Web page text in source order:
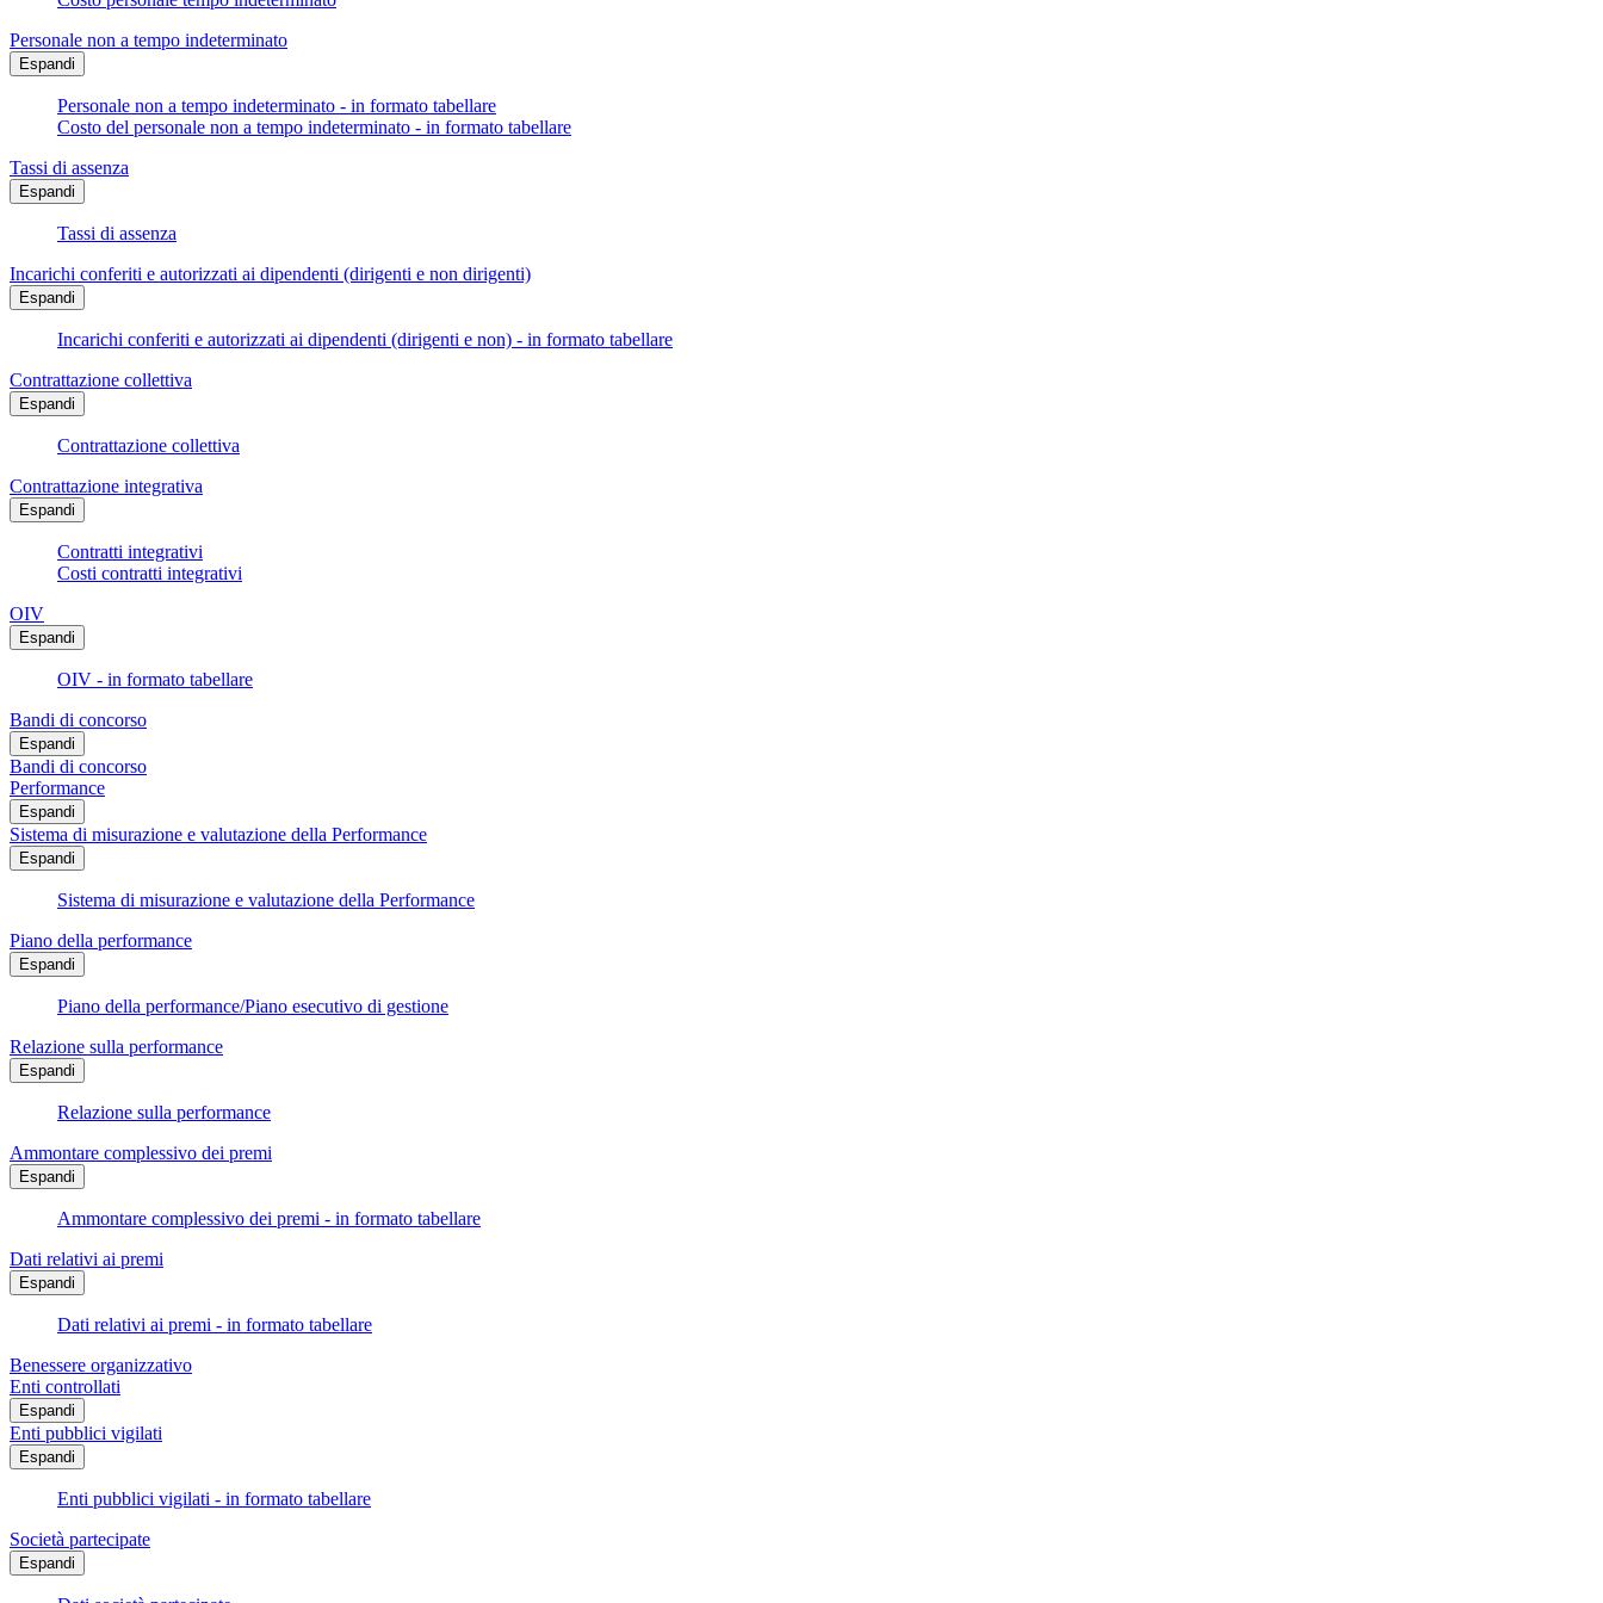
Personale non a tempo indeterminato
Espandi
Personale non a tempo indeterminato - in formato tabellare
Costo del personale non a tempo indeterminato - in formato tabellare
Tassi di assenza
Espandi
Tassi di assenza
Incarichi conferiti e autorizzati ai dipendenti (dirigenti e non dirigenti)
Espandi
Incarichi conferiti e autorizzati ai dipendenti (dirigenti e non) - in formato tabellare
Contrattazione collettiva
Espandi
Contrattazione collettiva
Contrattazione integrativa
Espandi
Contratti integrativi
Costi contratti integrativi
OIV
Espandi
OIV - in formato tabellare
Bandi di concorso
Espandi
Bandi di concorso
Performance
Espandi
Sistema di misurazione e valutazione della Performance
Espandi
Sistema di misurazione e valutazione della Performance
Piano della performance
Espandi
Piano della performance/Piano esecutivo di gestione
Relazione sulla performance
Espandi
Relazione sulla performance
Ammontare complessivo dei premi
Espandi
Ammontare complessivo dei premi - in formato tabellare
Dati relativi ai premi
Espandi
Dati relativi ai premi - in formato tabellare
Benessere organizzativo
Enti controllati
Espandi
Enti pubblici vigilati
Espandi
Enti pubblici vigilati - in formato tabellare
Società partecipate
Espandi